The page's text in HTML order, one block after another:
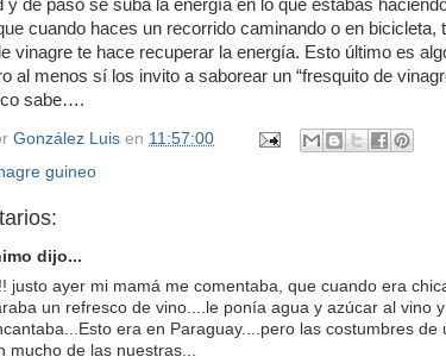
y de paso se suba la energía en lo que estabas
cuando haces un recorrido caminando o en bicicleta,
vinagre te hace recuperar la energía. Esto último es
al menos sí los invito a saborear un “fresquito de
sabe….
González Luis en 11:57:00
guineo
dijo...
justo ayer mi mamá me comentaba, que cuando era
un refresco de vino....le ponía agua y azúcar al vino
era en Paraguay....pero las costumbres de
mucho de las nuestras...